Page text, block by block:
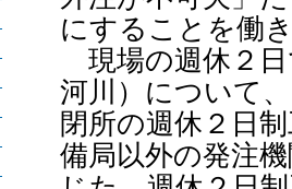
にすることを働
現場の週休２日
河川）について
閉所の週休２日
備局以外の発注